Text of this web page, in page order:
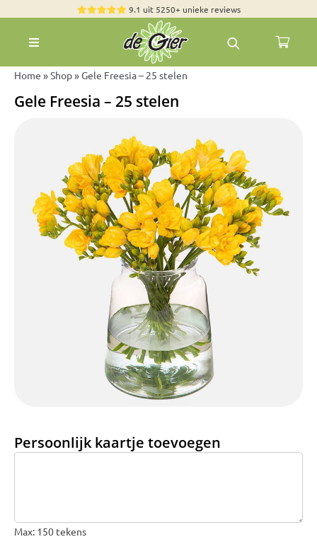
9.1 uit 5250+ unieke reviews
Toggle
Rozen
Zomerbloemen
Pioenrozen
Groen & Decoratief
Bloemen per soort
Onze bloemenwinkel
Home »Shop»Gele Freesia – 25 stelen
Gele Freesia – 25 stelen
Persoonlijk kaartje toevoegen
Max: 150 tekens